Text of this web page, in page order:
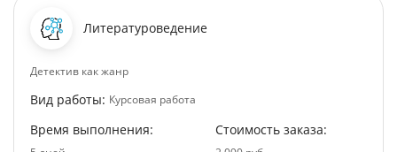
Литературоведение
Детектив как жанр
Вид работы: Курсовая работа
Время выполнения: Стоимость заказа: